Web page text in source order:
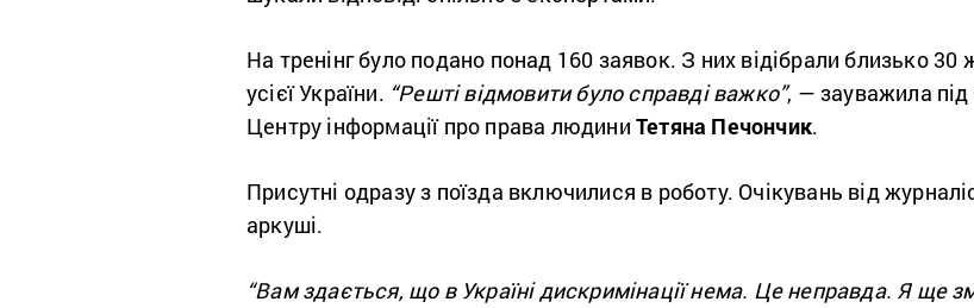
На тренінг було подано понад 160 заявок. З них відібрали близько 30
усієї України. “Решті відмовити було справді важко”, — зауважила під
Центру інформації про права людиниТетяна Печончик.
Присутні одразу з поїзда включилися в роботу. Очікувань від
аркуші.
“Вам здається, що в Україні дискримінації нема. Це неправда. Я ще